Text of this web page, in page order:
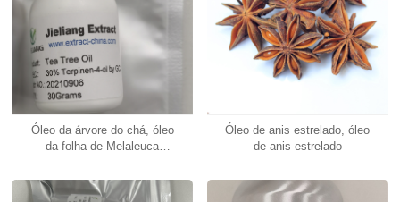
Óleo da árvore do chá, óleo
da folha de Melaleuca
Óleo de anis estrelado, óleo
de anis estrelado